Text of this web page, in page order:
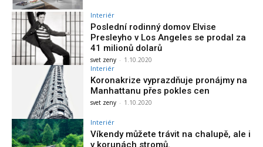
Interiér
Poslední rodinný domov Elvise
Presleyho v Los Angeles se prodal za
41 milionů dolarů
svet zeny - 1.10.2020
Interiér
Koronakrize vyprazdňuje pronájmy na
Manhattanu přes pokles cen
svet zeny - 1.10.2020
Interiér
Víkendy můžete trávit na chalupě, ale i
v korunách stromů.